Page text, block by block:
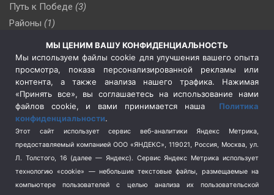
Путь к Победе (3)
Районы (1)
(510)
Сельское хозяйство (3)
Социальная политика
(3)
Спецоперация в Украине
Спецоперация на Украине
(404)
Спорт (740)
Терроризм (1)
Транспорт (262)
Туризм (178)
МЫ ЦЕНИМ ВАШУ КОНФИДЕНЦИАЛЬНОСТЬ
Мы используем файлы cookie для улучшения вашего опыта
просмотра, показа персонализированной рекламы или
контента, а также анализа нашего трафика. Нажимая
«Принять все», вы соглашаетесь на использование нами
файлов cookie, и вами принимается наша Политика
конфиденциальности.
Этот сайт использует сервис веб-аналитики Яндекс Метрика,
предоставляемый компанией ООО «ЯНДЕКС», 119021, Россия, Москва, ул.
Л. Толстого, 16 (далее — Яндекс). Сервис Яндекс Метрика использует
технологию «cookie» — небольшие текстовые файлы, размещаемые на
компьютере пользователей с целью анализа их пользовательской